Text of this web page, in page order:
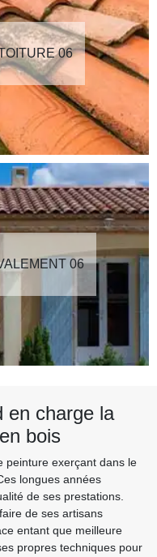
06
06
en charge la
bois
peinture exerçant dans le
longues années
de ses prestations.
de ses artisans
entant que meilleure
propres techniques pour